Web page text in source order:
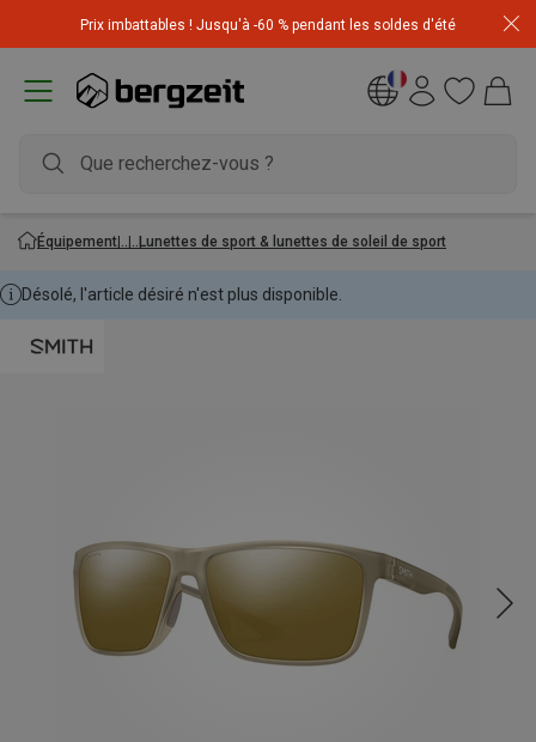
Prix imbattables ! Jusqu'à -60 % pendant les soldes d'été
l'article le moins cher! Code
Équipement Lunettes de sport & lunettes de soleil de sport
Désolé, l'article désiré n'est plus disponible.